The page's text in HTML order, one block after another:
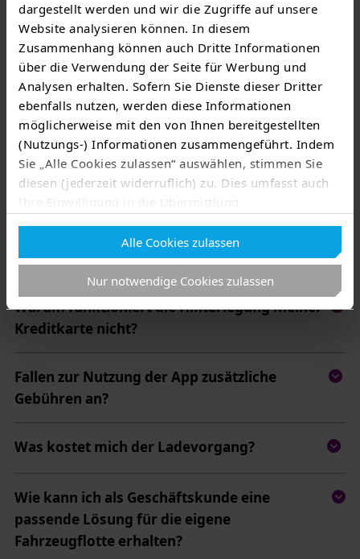
dargestellt werden und wir die Zugriffe auf unsere
Website analysieren können. In diesem
Zusammenhang können auch Dritte Informationen
über die Verwendung der Seite für Werbung und
Analysen erhalten. Sofern Sie Dienste dieser Dritter
ebenfalls nutzen, werden diese Informationen
möglicherweise mit den von Ihnen bereitgestellten
(Nutzungs-) Informationen zusammengeführt. Indem
Sie „Alle Cookies zulassen“ auswählen, stimmen Sie
diesen (jederzeit widerruflich) zu. Dies umfasst auch
Ihre Einwilligung in die Übermittlung
nach Art. 49 Abs. 1 lit. a) DSGVO
. Eine
entsprechend erteilte Einwilligung kann jederzeit
widerrufen werden. Nähere Informationen zu allem
Vorgenannten finden Sie in dieserCookieerklärung. In
unserer
Datenschutzerklärung
Zum Impressum
Alle Cookies zulassen
Nur notwendige Cookies zulassen
Welche Preise gelten bei Ladevorgängen im
Roaming?
Weshalb sind Roaming-Ladevorgänge teurer
als die Angebote der jeweiligen Anbieter vor
Ort?
Welche Zahlungsmethoden werden über die
Muss ich in der App einen Vertrag anlegen?
Warum funktioniert die Hinterlegung meiner
Kreditkarte nicht?
Fallen zur Nutzung der App zusätzliche
Gebühren an?
Was kostet mich der Ladevorgang?
Wie kann ich als Geschäftskunde eine
passende Lösung für die eigene
Fahrzeugflotte erhalten?